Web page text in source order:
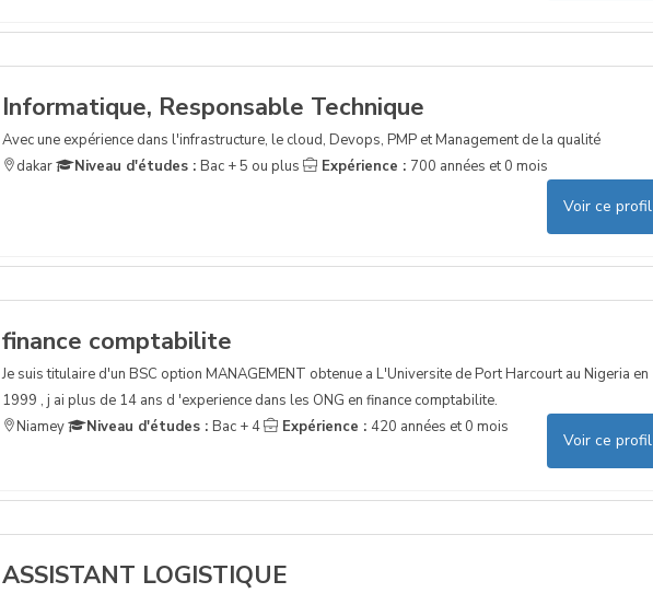
Informatique, Responsable Technique
Avec une expérience dans l'infrastructure, le cloud, Devops, PMP et Management de la qualité
dakar
Niveau d'études : Bac + 5 ou plus Expérience : 700 années et 0 mois
Voir ce profil
finance comptabilite
Je suis titulaire d'un BSC option MANAGEMENT obtenue a L'Universite de Port Harcourt au Nigeria en
1999 , j ai plus de 14 ans d 'experience dans les ONG en finance comptabilite.
Niamey
Niveau d'études : Bac + 4 Expérience : 420 années et 0 mois
Voir ce profil
ASSISTANT LOGISTIQUE